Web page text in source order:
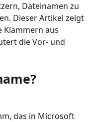
Dateinamen zu
Dieser Artikel zeigt
Klammern aus
die Vor- und
das in Microsoft